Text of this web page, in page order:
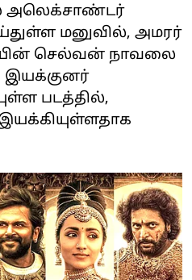
அலெக்சாண்டர்
மனுவில், அமரர்
செல்வன் நாவலை
இயக்குனர்
படத்தில்,